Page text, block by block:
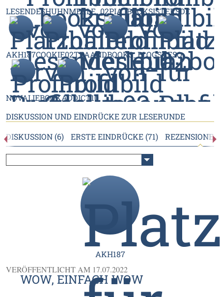
LESENDESHUHNMERLE_02PIA_BOOKSISTERSDE
AKH187COOKIE02TEAANDBOOKS_BLOGSVESO
NOVALIEBOOKADDICT10
DISKUSSION UND EINDRÜCKE ZUR LESERUNDE
DISKUSSION (6)
ERSTE EINDRÜCKE (71)
AKH187
VERÖFFENTLICHT AM 17.07.2022
WOW, EINFACH WOW